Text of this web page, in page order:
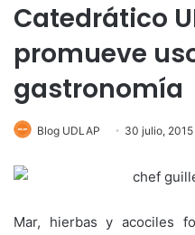
Catedrático
promueve
gastronomía
Blog UDLAP 30 julio, 2015
Mar, hierbas y acociles